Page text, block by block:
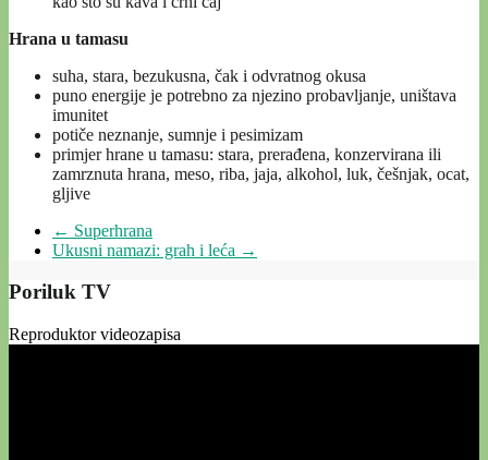
Hrana u tamasu
suha, stara, bezukusna, čak i odvratnog okusa
puno energije je potrebno za njezino probavljanje, uništava
imunitet
potiče neznanje, sumnje i pesimizam
primjer hrane u tamasu: stara, prerađena, konzervirana ili
zamrznuta hrana, meso, riba, jaja, alkohol, luk, češnjak, ocat,
gljive
← Superhrana
Ukusni namazi: grah i leća →
Poriluk TV
Reproduktor videozapisa